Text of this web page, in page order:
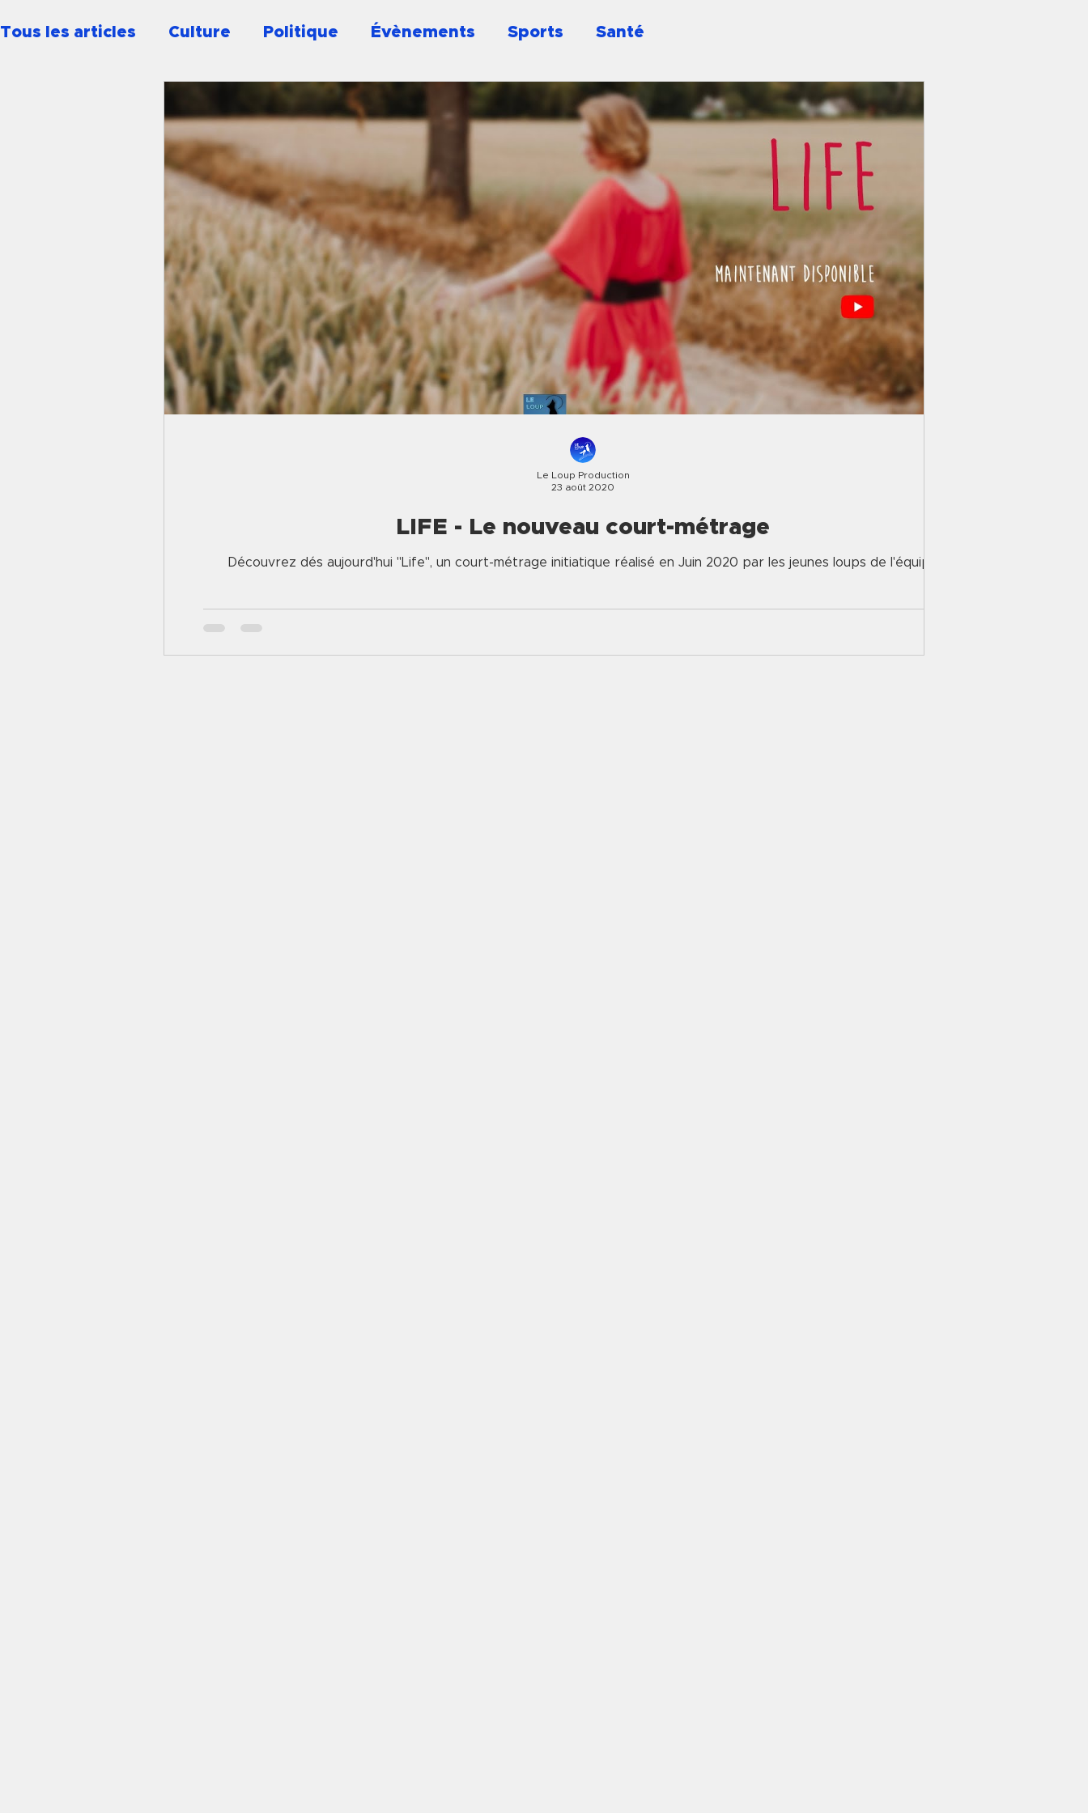
Tous les articles Culture Politique Évènements Sports Santé
LIFE - Le nouveau court-métrage
Découvrez dés aujourd'hui "Life", un court-métrage initiatique réalisé en Juin 2020 par les jeunes loups de l'équipe
Le Loup Production
23 août 2020